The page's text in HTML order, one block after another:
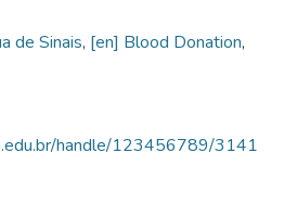
de Sinais, [en] Blood Donation,
handle/123456789/3141